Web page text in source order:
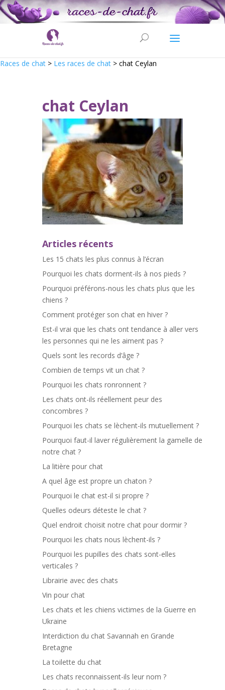
Races de chat > Les races de chat > chat Ceylan
chat Ceylan
Articles récents
Les 15 chats les plus connus à l’écran
Pourquoi les chats dorment-ils à nos pieds ?
Pourquoi préférons-nous les chats plus que les
chiens ?
Comment protéger son chat en hiver ?
Est-il vrai que les chats ont tendance à aller vers
les personnes qui ne les aiment pas ?
Quels sont les records d’âge ?
Combien de temps vit un chat ?
Pourquoi les chats ronronnent ?
Les chats ont-ils réellement peur des
concombres ?
Pourquoi les chats se lèchent-ils mutuellement ?
Pourquoi faut-il laver régulièrement la gamelle de
notre chat ?
La litière pour chat
A quel âge est propre un chaton ?
Pourquoi le chat est-il si propre ?
Quelles odeurs déteste le chat ?
Quel endroit choisit notre chat pour dormir ?
Pourquoi les chats nous lèchent-ils ?
Pourquoi les pupilles des chats sont-elles
verticales ?
Librairie avec des chats
Vin pour chat
Les chats et les chiens victimes de la Guerre en
Ukraine
Interdiction du chat Savannah en Grande
Bretagne
La toilette du chat
Les chats reconnaissent-ils leur nom ?